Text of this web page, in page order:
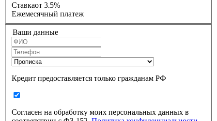
Ставкаот 3.5%
Ежемесячный платеж
Ваши данные
Кредит предоставляется только гражданам РФ
Согласен на обработку моих персональных данных в